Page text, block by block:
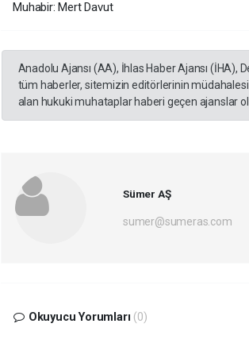
Muhabir: Mert Davut
Anadolu Ajansı (AA), İhlas Haber Ajansı (İHA),
tüm haberler, sitemizin editörlerinin
alan hukuki muhataplar haberi geçen ajanslar
Sümer AŞ
sumer@sumeras.com
Okuyucu Yorumları (0)